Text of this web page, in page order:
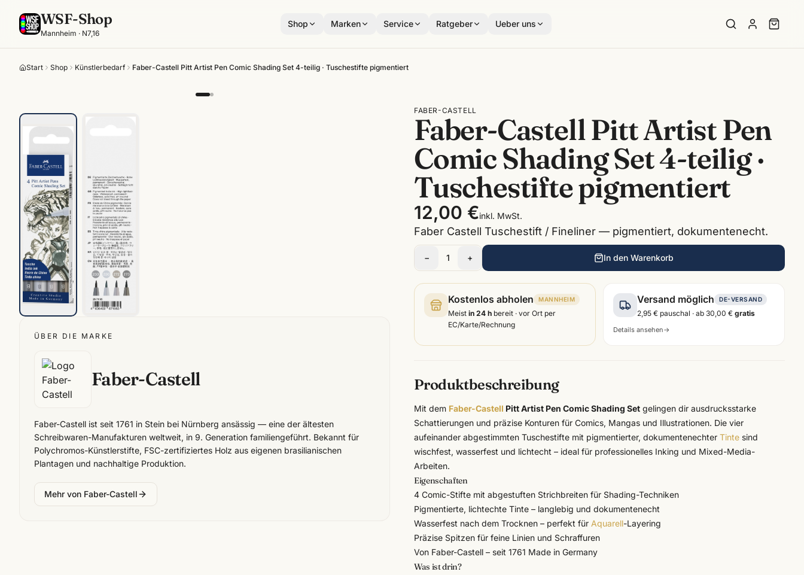
WSF-Shop
Mannheim · N7,16
Shop Marken Service Ratgeber Ueber uns
Start Shop Künstlerbedarf Faber-Castell Pitt Artist Pen Comic Shading Set 4-teilig · Tuschestifte pigmentiert
ÜBER DIE MARKE
Faber-Castell
Faber-Castell ist seit 1761 in Stein bei Nürnberg ansässig — eine der ältesten
Schreibwaren-Manufakturen weltweit, in 9. Generation familiengeführt. Bekannt für
Polychromos-Künstlerstifte, FSC-zertifiziertes Holz aus eigenen brasilianischen
Plantagen und nachhaltige Produktion.
Mehr von Faber-Castell
FABER-CASTELL
Faber-Castell Pitt Artist Pen
Comic Shading Set 4-teilig ·
Tuschestifte pigmentiert
12,00 €inkl. MwSt.
Faber Castell Tuschestift / Fineliner — pigmentiert, dokumentenecht.
− 1 + In den Warenkorb
Kostenlos abholen MANNHEIM
Meist in 24 h bereit · vor Ort per
EC/Karte/Rechnung
Versand möglich DE-VERSAND
2,95 € pauschal · ab 30,00 € gratis
Details ansehen→
Produktbeschreibung
Mit dem Faber-Castell Pitt Artist Pen Comic Shading Set gelingen dir ausdrucksstarke
Schattierungen und präzise Konturen für Comics, Mangas und Illustrationen. Die vier
aufeinander abgestimmten Tuschestifte mit pigmentierter, dokumentenechter Tinte sind
wischfest, wasserfest und lichtecht – ideal für professionelles Inking und Mixed-Media-
Arbeiten.
Eigenschaften
4 Comic-Stifte mit abgestuften Strichbreiten für Shading-Techniken
Pigmentierte, lichtechte Tinte – langlebig und dokumentenecht
Wasserfest nach dem Trocknen – perfekt für Aquarell-Layering
Präzise Spitzen für feine Linien und Schraffuren
Von Faber-Castell – seit 1761 Made in Germany
Was ist drin?